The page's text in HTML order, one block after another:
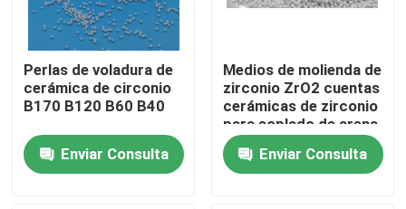
Solicitar una cotización
Medios de voladura de cerámica
Voladura de cerámica de la gota
Perlas de voladura de
cerámica de circonio
B170 B120 B60 B40
Enviar Consulta
Medios de molienda de
zirconio ZrO2 cuentas
cerámicas de zirconio
para soplado de arena
proveedor
Enviar Consulta